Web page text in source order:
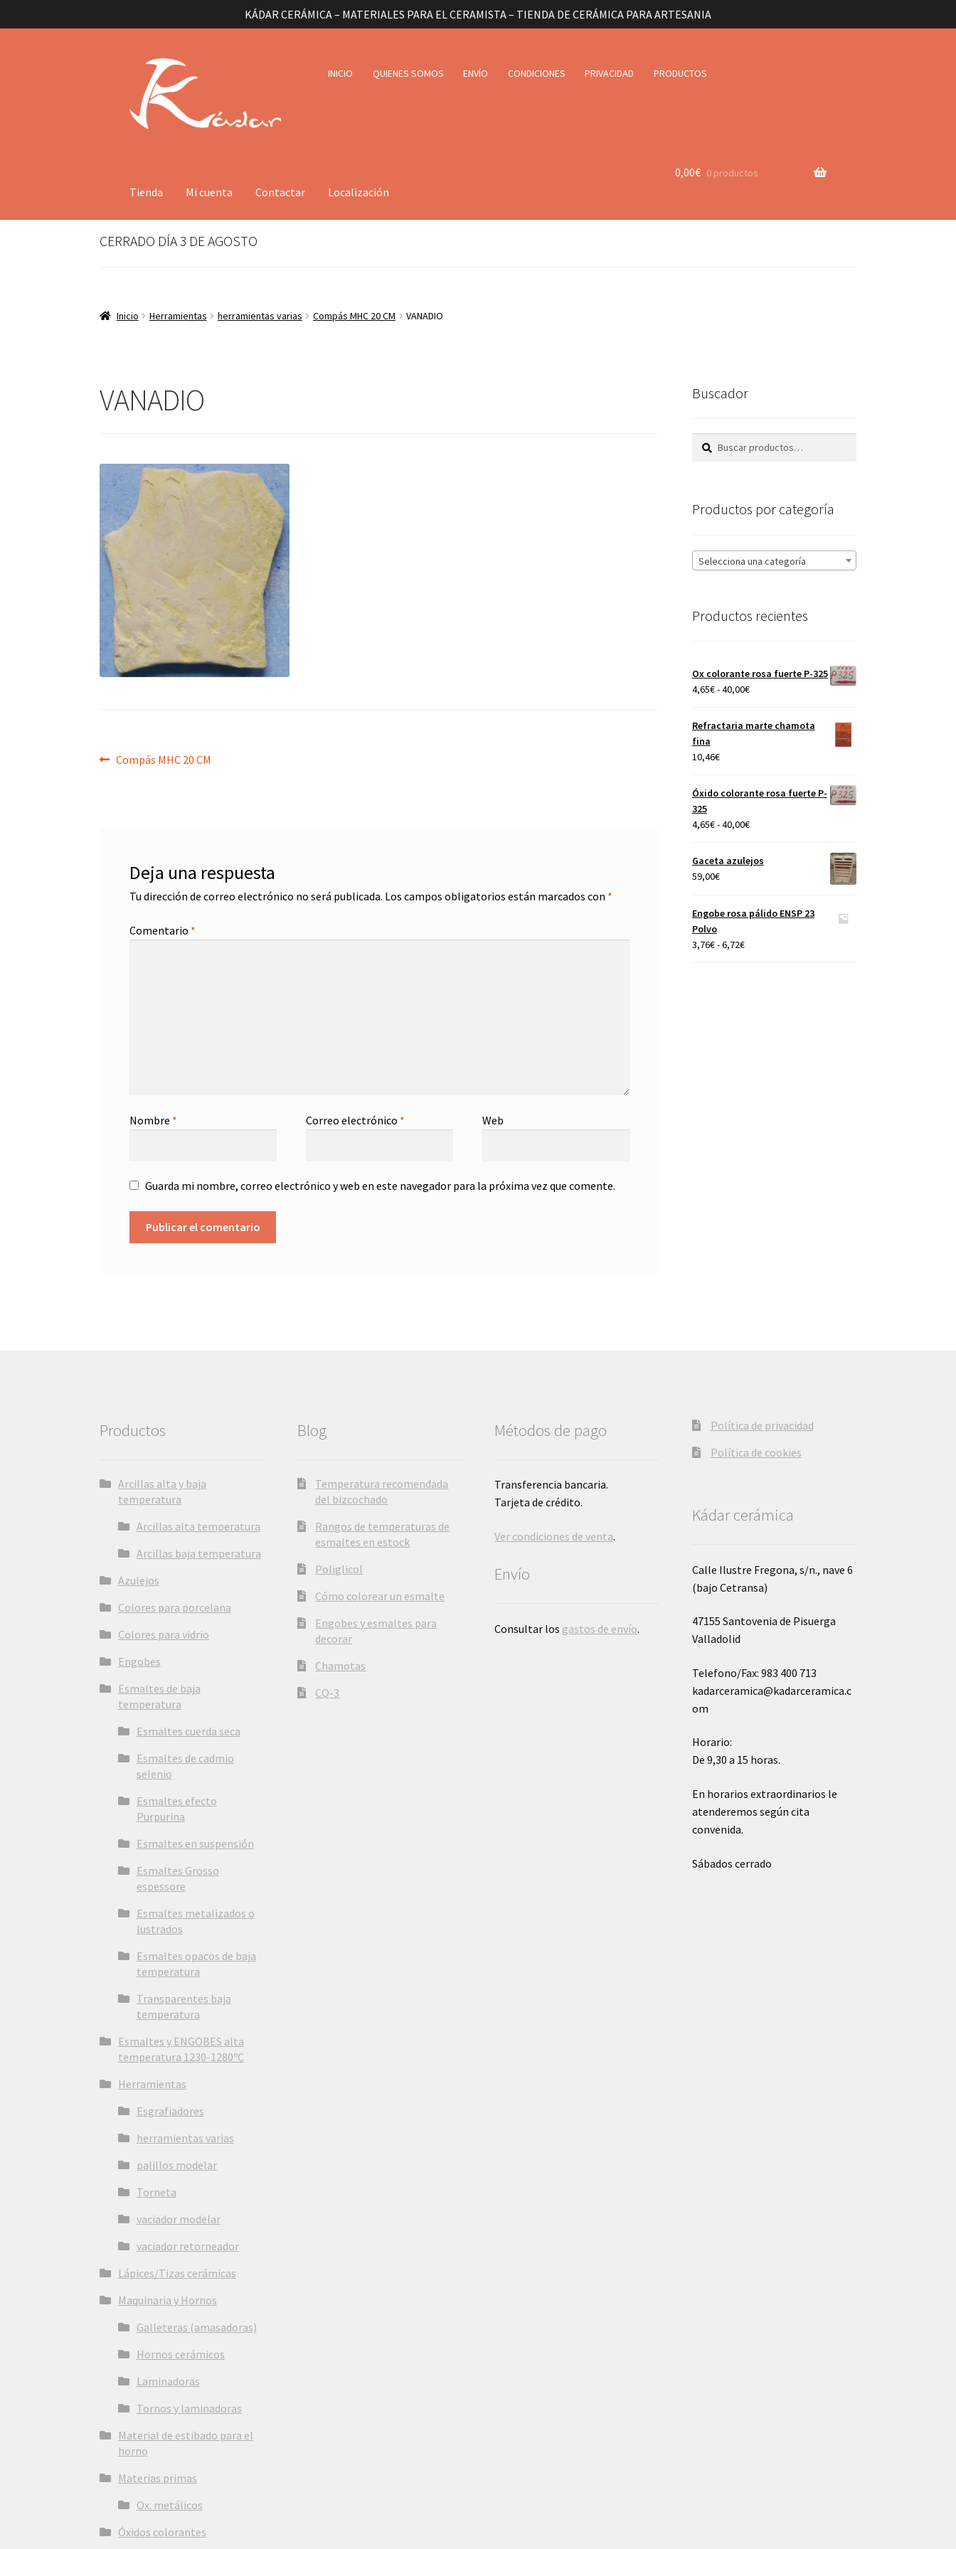
KÁDAR CERÁMICA – MATERIALES PARA EL CERAMISTA – TIENDA DE CERÁMICA PARA ARTESANIA
navegación
contenido
INICIO QUIENES SOMOS ENVÍO CONDICIONES PRIVACIDAD PRODUCTOS
Tienda Mi cuenta Contactar Localización
0,00€ 0 productos
CERRADO DÍA 3 DE AGOSTO
Inicio Herramientas herramientas varias Compás MHC 20 CM VANADIO
VANADIO
Navegación
Anterior:
Compás MHC 20 CM
Deja una respuesta
Tu dirección de correo electrónico no será publicada. Los campos obligatorios están marcados con *
Comentario *
Nombre * Correo electrónico * Web
Guarda mi nombre, correo electrónico y web en este navegador para la próxima vez que comente.
Buscador
Buscar
Buscar
Productos por categoría
Selecciona una categoría
Productos recientes
Ox colorante rosa fuerte P-325
4,65€-40,00€Rango
precios:
Refractaria marte chamota
fina
10,46€
Óxido colorante rosa fuerte P-
325
4,65€-40,00€Rango
precios:
desde
40,00€
Gaceta azulejos
59,00€
Engobe rosa pálido ENSP 23
Polvo
3,76€-6,72€Rango
Productos
Arcillas alta y baja
temperatura
Arcillas alta temperatura
Arcillas baja temperatura
Azulejos
Colores para porcelana
Colores para vidrio
Engobes
Esmaltes de baja
temperatura
Esmaltes cuerda seca
Esmaltes de cadmio
selenio
Esmaltes efecto
Purpurina
Esmaltes en suspensión
Esmaltes Grosso
espessore
Esmaltes metalizados o
lustrados
Esmaltes opacos de baja
temperatura
Transparentes baja
temperatura
Esmaltes y ENGOBES alta
temperatura 1230-1280ºC
Herramientas
Esgrafiadores
herramientas varias
palillos modelar
Torneta
vaciador modelar
vaciador retorneador
Lápices/Tizas cerámicas
Maquinaria y Hornos
Galleteras (amasadoras)
Hornos cerámicos
Laminadoras
Tornos y laminadoras
Material de estibado para el
horno
Materias primas
Ox. metálicos
Óxidos colorantes
Blog
Temperatura recomendada
del bizcochado
Rangos de temperaturas de
esmaltes en estock
Poliglicol
Cómo colorear un esmalte
Engobes y esmaltes para
decorar
Chamotas
CQ-3
Métodos de pago
Transferencia bancaria.
Tarjeta de crédito.
Ver condiciones de venta.
Envío
Consultar los gastos de envío.
Política de privacidad
Política de cookies
Kádar cerámica
Calle Ilustre Fregona, s/n., nave 6
(bajo Cetransa)
47155 Santovenia de Pisuerga
Valladolid
Telefono/Fax: 983 400 713
kadarceramica@kadarceramica.c
om
Horario:
De 9,30 a 15 horas.
En horarios extraordinarios le
atenderemos según cita
convenida.
Sábados cerrado